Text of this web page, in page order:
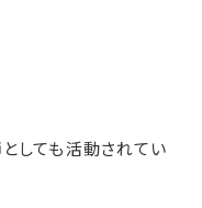
しても活動されてい